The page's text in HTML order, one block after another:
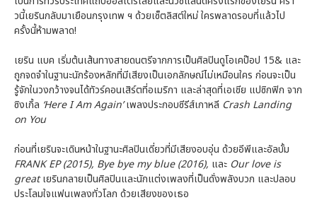
วนี้เยรินกลับมาเยือนกรุงเทพ ฯ ด้วยเซ็ตลิสต์ใหม่ ใครพลาดรอบที่แล้วไป
ครั้งนี้ห้ามพลาด!
เยริน แบค เริ่มต้นเส้นทางสายดนตรีจากการเป็นศิลปินดูโอเคป๊อป 15& และ
ถูกจดจำในฐานะนักร้องหลักที่มีเสียงเป็นเอกลักษณ์ไม่เหมือนใคร ก่อนจะเป็น
รู้จักในวงกว้างจนได้ทัวร์คอนเสิร์ตที่อเมริกา และล่าสุดที่เอเชีย แปซิกฟิก จาก
ซิงเกิ้ล ‘Here I Am Again’เพลงประกอบซีรีส์เกาหลี Crash Landing
on You
ก่อนที่เยรินจะเดินหน้าในฐานะศิลปินเดี่ยวที่มีเสียงอบอุ่น ด้วยอีพีและอัลบั้ม
FRANK EP (2015), Bye bye my blue (2016), และ Our love is
greatเยรินกลายเป็นศิลปินและนักแต่งเพลงที่เป็นดั่งพลังบวก และปลอบ
ประโลมใจแฟนเพลงทั่วโลก ด้วยเสียงของเธอ